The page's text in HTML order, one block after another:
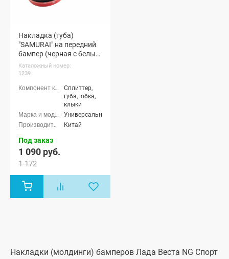
Накладка (губа)
"SAMURAI" на передний
бампер (черная с белым
кантом)
Каталожный номер:
1239
Сплиттер,
губа, юбка,
клыки
Универсальные
Китай
Под заказ
1 090 руб.
1 172
Накладки (молдинги) бамперов Лада Веста NG Спорт